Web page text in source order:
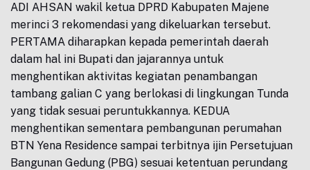
ADI AHSAN wakil ketua DPRD Kabupaten Majene
merinci 3 rekomendasi yang dikeluarkan tersebut.
PERTAMA diharapkan kepada pemerintah daerah
dalam hal ini Bupati dan jajarannya untuk
menghentikan aktivitas kegiatan penambangan
tambang galian C yang berlokasi di lingkungan Tunda
yang tidak sesuai peruntukkannya. KEDUA
menghentikan sementara pembangunan perumahan
BTN Yena Residence sampai terbitnya ijin Persetujuan
Bangunan Gedung (PBG) sesuai ketentuan perundang